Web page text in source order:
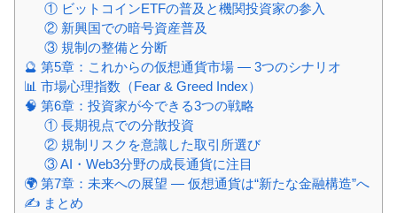
① ビットコインETFの普及と機関投資家の参入
② 新興国での暗号資産普及
③ 規制の整備と分断
🔮 第5章：これからの仮想通貨市場 ― 3つのシナリオ
📊 市場心理指数（Fear & Greed Index）
🧠 第6章：投資家が今できる3つの戦略
① 長期視点での分散投資
② 規制リスクを意識した取引所選び
③ AI・Web3分野の成長通貨に注目
🌍 第7章：未来への展望 ― 仮想通貨は“新たな金融構造”へ
✍️ まとめ